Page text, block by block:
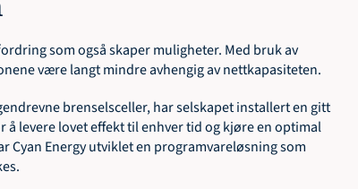
som også skaper muligheter. Med bruk av
være langt mindre avhengig av nettkapasiteten.
brenselsceller, har selskapet installert en gitt
levere lovet effekt til enhver tid og kjøre en optimal
Cyan Energy utviklet en programvareløsning som